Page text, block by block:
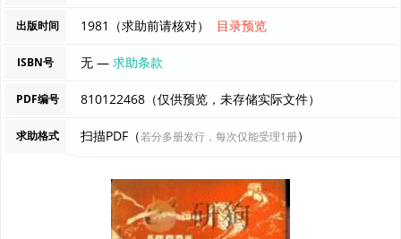
出版时间 1981（求助前请核对） 目录预览
ISBN号 无 —求助条款
PDF编号 810122468（仅供预览，未存储实际文件）
求助格式 扫描PDF（若分多册发行，每次仅能受理1册）